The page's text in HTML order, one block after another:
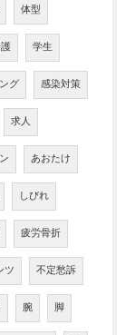
体型
学生
グ 感染対策
求人
あおたけ
しびれ
疲労骨折
ツ 不定愁訴
腕 脚